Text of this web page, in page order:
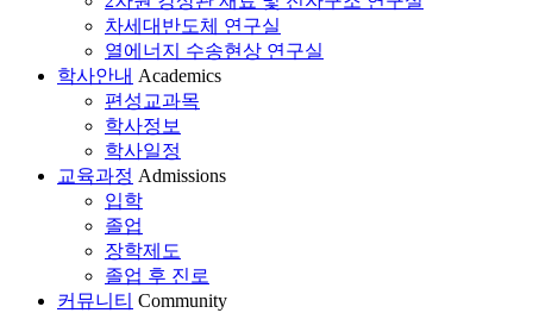
차세대반도체 연구실
열에너지 수송현상 연구실
학사안내 Academics
편성교과목
학사정보
학사일정
교육과정 Admissions
입학
졸업
장학제도
졸업 후 진로
커뮤니티 Community